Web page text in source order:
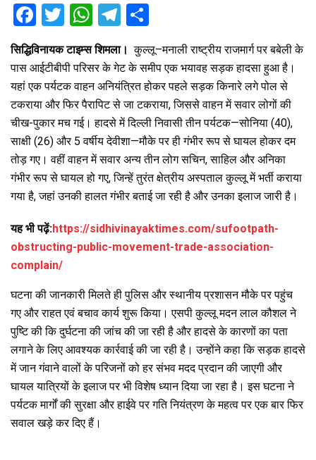
F
a
ce
b
o
o
k
T
tt
er
W
h
at
s
A
p
p
T
e
gr
a
m
ar
e
सिद्धिविनायक टाइम्स शिमला। कुल्लू–मनाली राष्ट्रीय राजमार्ग पर बबेली के
पास आईटीबीपी परिसर के गेट के समीप एक भयावह सड़क हादसा हुआ है।
यहां एक पर्यटक वाहन अनियंत्रित होकर पहले सड़क किनारे लगे पोल से
टकराया और फिर पैरापिट से जा टकराया, जिससे वाहन में सवार लोगों की
चीख-पुकार मच गई। हादसे में दिल्ली निवासी तीन पर्यटक—सोनिया (40),
साक्षी (26) और 5 वर्षीय देवीशा—मौके पर ही गंभीर रूप से घायल होकर दम
तोड़ गए। वहीं वाहन में सवार अन्य तीन लोग सचिन, साहिल और अनिका
गंभीर रूप से घायल हो गए, जिन्हें तुरंत क्षेत्रीय अस्पताल कुल्लू में भर्ती कराया
गया है, जहां उनकी हालत गंभीर बताई जा रही है और उनका इलाज जारी है।
यह भी पढ़ें:https://sidhivinayaktimes.com/sufootpath-
obstructing-public-movement-trade-association-
complain/
घटना की जानकारी मिलते ही पुलिस और स्थानीय प्रशासन मौके पर पहुंच
गए और राहत एवं बचाव कार्य शुरू किया। एसपी कुल्लू मदन लाल कौशल ने
पुष्टि की कि दुर्घटना की जांच की जा रही है और हादसे के कारणों का पता
लगाने के लिए आवश्यक कार्रवाई की जा रही है। उन्होंने कहा कि सड़क हादसे
में जान गंवाने वालों के परिजनों को हर संभव मदद प्रदान की जाएगी और
घायल यात्रियों के इलाज पर भी विशेष ध्यान दिया जा रहा है। इस घटना ने
पर्यटक मार्गों की सुरक्षा और हाईवे पर गति नियंत्रण के महत्व पर एक बार फिर
सवाल खड़े कर दिए हैं।